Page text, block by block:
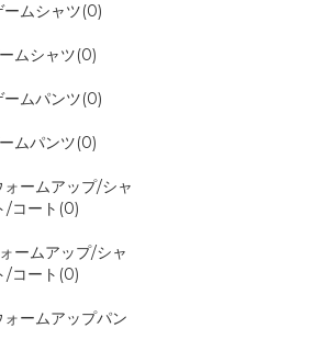
ムシャツ(0)
ムシャツ(0)
ムパンツ(0)
ムパンツ(0)
ームアップ/シャ
/コート(0)
ームアップ/シャ
/コート(0)
ームアップパン